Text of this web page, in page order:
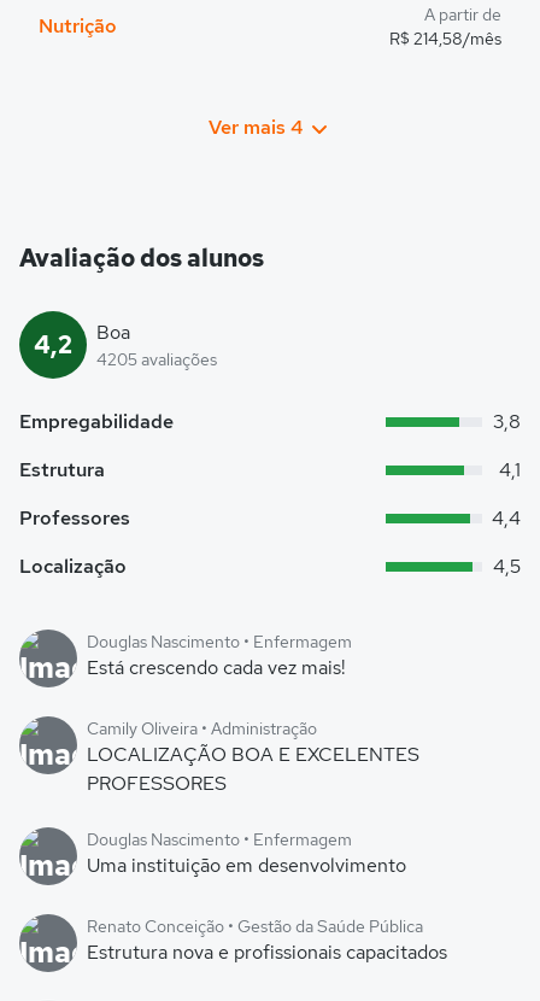
Nutrição
A partir de
R$ 214,58/mês
Ver mais 4
Avaliação dos alunos
4,2 Boa
4205 avaliações
Empregabilidade
3,8
Estrutura
4,1
Professores
4,4
Localização
4,5
Douglas Nascimento • Enfermagem
Está crescendo cada vez mais!
Camily Oliveira • Administração
LOCALIZAÇÃO BOA E EXCELENTES
PROFESSORES
Douglas Nascimento • Enfermagem
Uma instituição em desenvolvimento
Renato Conceição • Gestão da Saúde Pública
Estrutura nova e profissionais capacitados